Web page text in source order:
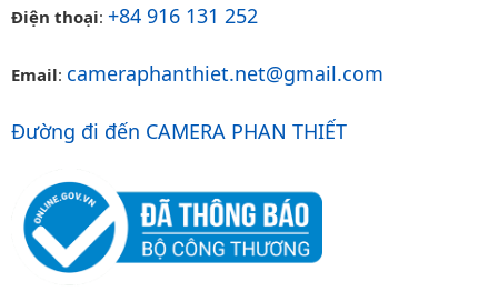
Điện thoại: +84 916 131 252
Email: cameraphanthiet.net@gmail.com
Đường đi đến CAMERA PHAN THIẾT